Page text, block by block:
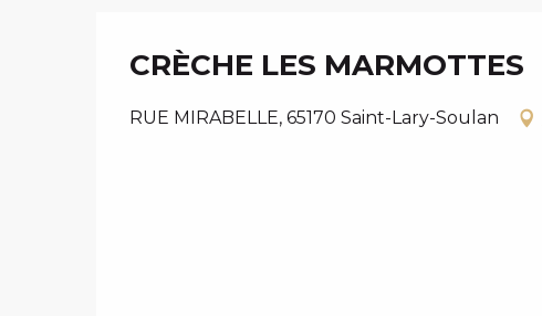
CRÈCHE LES MARMOTTES
RUE MIRABELLE, 65170 Saint-Lary-Soulan